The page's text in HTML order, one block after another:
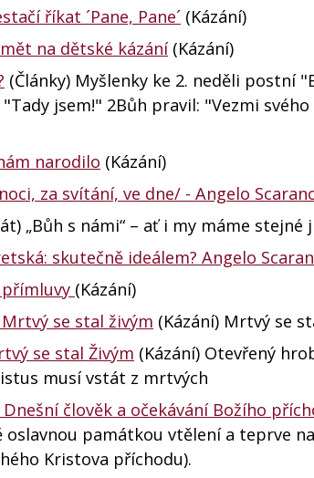
říkat ´Pane, Pane´ (Kázání)
na dětské kázání(Kázání)
(Články) Myšlenky ke 2. neděli postní
jsem!" 2Bůh pravil: "Vezmi
narodilo (Kázání)
za svítání, ve dne/ - Angelo
„Bůh s námi“ – ať i my máme
skutečně ideálem? Angelo
(Kázání)
se stal živým (Kázání) Mrtvý se
se stal Živým (Kázání) Otevřený
musí vstát z mrtvých
člověk a očekávání Božího
oslavnou památkou vtělení a teprve
Kristova příchodu).